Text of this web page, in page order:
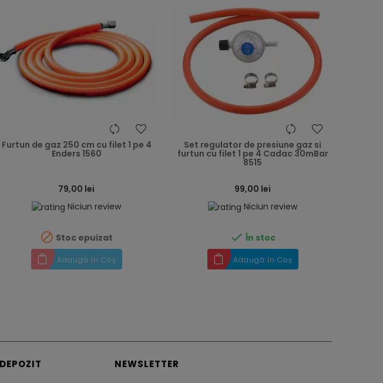
heart
Furtun de gaz 250 cm cu filet 1 pe 4
Enders 1560
79,00 lei
Niciun review
 Stoc epuizat
Adaugă în Coș
heart
Set regulator de presiune gaz si
furtun cu filet 1 pe 4 Cadac 30mBar
8515
99,00 lei
Niciun review
 În stoc
Adaugă în Coș
NEWSLETTER